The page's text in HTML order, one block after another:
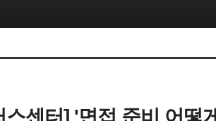
센터] '면접 준비 어떻